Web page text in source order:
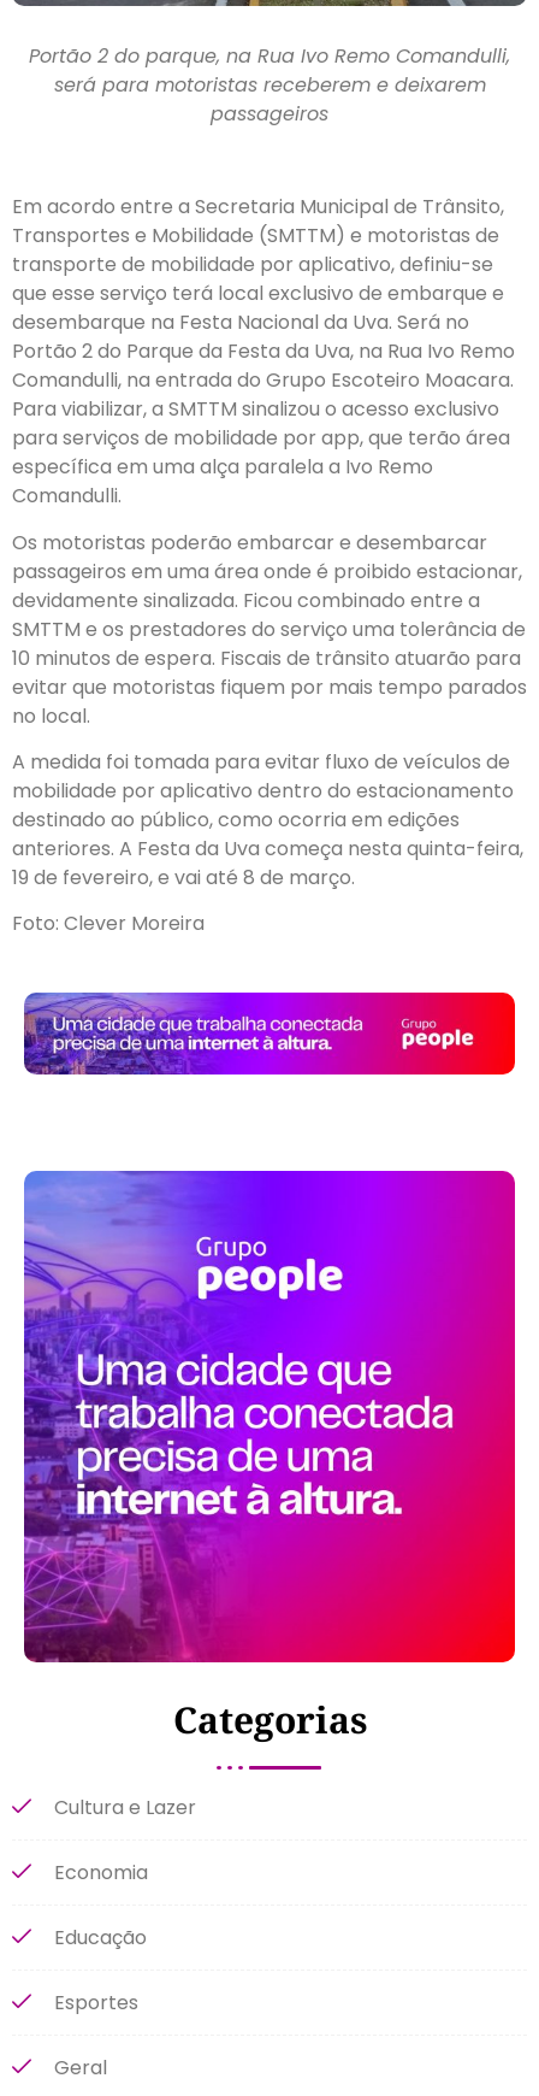
Portão 2 do parque, na Rua Ivo Remo Comandulli,
será para motoristas receberem e deixarem
passageiros
Em acordo entre a Secretaria Municipal de Trânsito,
Transportes e Mobilidade (SMTTM) e motoristas de
transporte de mobilidade por aplicativo, definiu-se
que esse serviço terá local exclusivo de embarque e
desembarque na Festa Nacional da Uva. Será no
Portão 2 do Parque da Festa da Uva, na Rua Ivo Remo
Comandulli, na entrada do Grupo Escoteiro Moacara.
Para viabilizar, a SMTTM sinalizou o acesso exclusivo
para serviços de mobilidade por app, que terão área
específica em uma alça paralela a Ivo Remo
Comandulli.
Os motoristas poderão embarcar e desembarcar
passageiros em uma área onde é proibido estacionar,
devidamente sinalizada. Ficou combinado entre a
SMTTM e os prestadores do serviço uma tolerância de
10 minutos de espera. Fiscais de trânsito atuarão para
evitar que motoristas fiquem por mais tempo parados
no local.
A medida foi tomada para evitar fluxo de veículos de
mobilidade por aplicativo dentro do estacionamento
destinado ao público, como ocorria em edições
anteriores. A Festa da Uva começa nesta quinta-feira,
19 de fevereiro, e vai até 8 de março.
Foto: Clever Moreira
Categorias
Cultura e Lazer
Economia
Educação
Esportes
Geral